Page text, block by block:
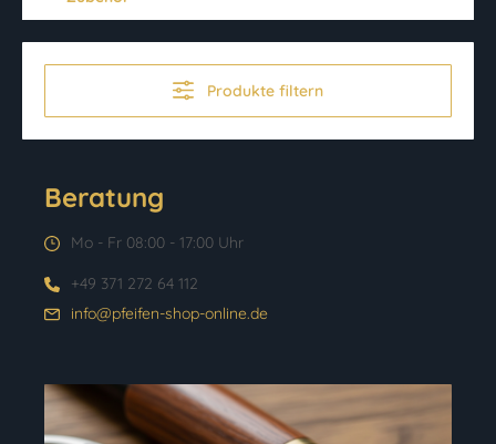
Produkte filtern
Beratung
Mo - Fr 08:00 - 17:00 Uhr
+49 371 272 64 112
info@pfeifen-shop-online.de